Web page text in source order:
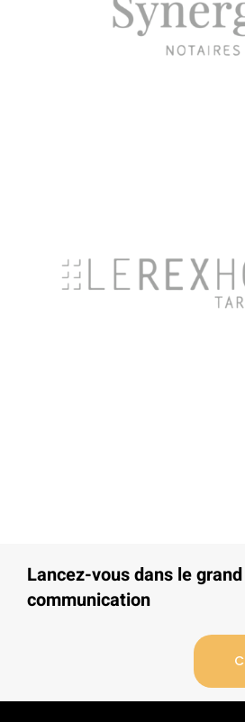
Lancez-vous dans le
communication